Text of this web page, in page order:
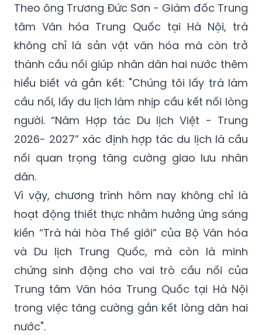
Theo ông Trương Đức Sơn - Giám đốc Trung
tâm Văn hóa Trung Quốc tại Hà Nội, trà
không chỉ là sản vật văn hóa mà còn trở
thành cầu nối giúp nhân dân hai nước thêm
hiểu biết và gắn kết: "Chúng tôi lấy trà làm
cầu nối, lấy du lịch làm nhịp cầu kết nối lòng
người. “Năm Hợp tác Du lịch Việt - Trung
2026- 2027” xác định hợp tác du lịch là cầu
nối quan trọng tăng cường giao lưu nhân
dân.
Vì vậy, chương trình hôm nay không chỉ là
hoạt động thiết thực nhằm hưởng ứng sáng
kiến “Trà hài hòa Thế giới” của Bộ Văn hóa
và Du lịch Trung Quốc, mà còn là minh
chứng sinh động cho vai trò cầu nối của
Trung tâm Văn hóa Trung Quốc tại Hà Nội
trong việc tăng cường gắn kết lòng dân hai
nước".